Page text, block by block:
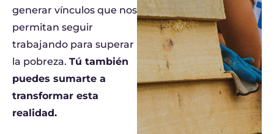
generar vínculos que nos
permitan seguir
trabajando para superar
la pobreza. Tú también
puedes sumarte a
transformar esta
realidad.